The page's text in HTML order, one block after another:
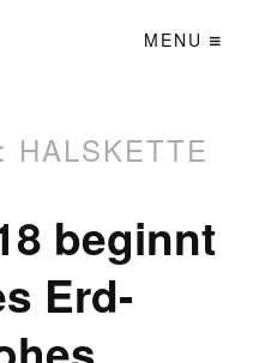
MENU
HALSKETTE
beginnt
Erd-